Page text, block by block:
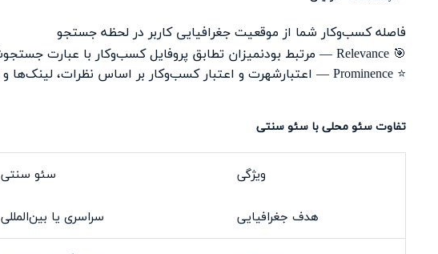
فاصله کسب‌وکار شما از موقعیت جغرافیایی کاربر در لحظه جستجو
🎯Relevance — مرتبط بودنمیزان تطابق پروفایل کسب‌وکار با عبارت جستجوشده توسط کاربر
⭐Prominence — اعتبارشهرت و اعتبار کسب‌وکار بر اساس نظرات، لینک‌ها و سیگنال‌های آنلاین
تفاوت سئو محلی با سئو سنتی
ویژگی سئو سنتی
هدف جغرافیایی سراسری یا بین‌المللی